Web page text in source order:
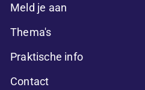
Meld je aan
Thema's
Praktische info
Contact